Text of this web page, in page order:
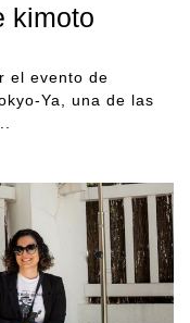
kimoto
el evento de
Ya, una de las